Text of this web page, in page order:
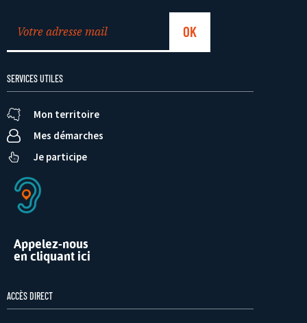
SERVICES UTILES
Mon territoire
Mes démarches
Je participe
Appelez-nous
en cliquant ici
ACCÈS DIRECT